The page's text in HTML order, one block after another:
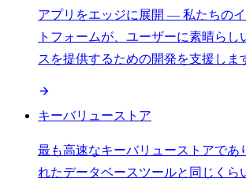
アプリをエッジに展開 — 私たちの
トフォームが、ユーザーに素晴らし
スを提供するための開発を支援しま
キーバリューストア
最も高速なキーバリューストアであ
れたデータベースツールと同じくら